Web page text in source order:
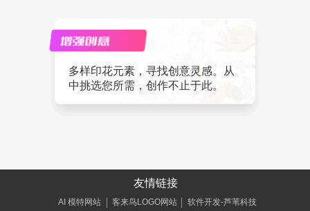
多样印花元素，寻找创意灵感。从
中挑选您所需，创作不止于此。
友情链接
AI 模特网站 客来鸟LOGO网站 软件开发-芦苇科技